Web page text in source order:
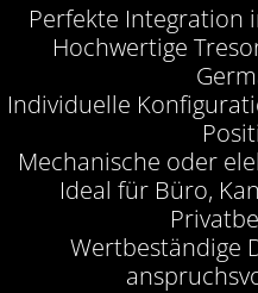
Perfekte Integration
Hochwertige
Individuelle
Mechanische oder
Ideal für Büro,
Wertbeständige